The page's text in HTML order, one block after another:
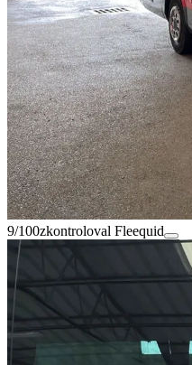
9/100zkontroloval Fleequid